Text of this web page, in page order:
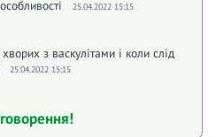
25.04.2022 15:15
з васкулітами і коли слід
25.04.2022 15:15